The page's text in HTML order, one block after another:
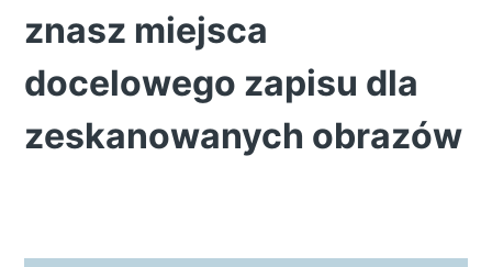
znasz miejsca
docelowego zapisu dla
zeskanowanych obrazów